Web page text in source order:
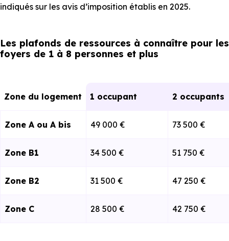
indiqués sur les avis d’imposition établis en 2025.
Les plafonds de ressources à connaître pour les
foyers de 1 à 8 personnes et plus
Zone du logement 1 occupant 2 occupants
Zone A ⁠⁠ou A bis 49 000 € 73 500 €
Zone B1 34 500 € 51 750 €
Zone B2 31 500 € 47 250 €
Zone C 28 500 € 42 750 €